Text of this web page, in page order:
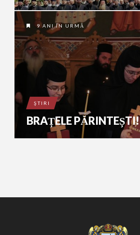
9 ANI ÎN URMĂ
ŞTIRI
BRAȚELE PĂRINTEȘTI!